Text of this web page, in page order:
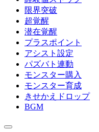
限界突破
超覚醒
潜在覚醒
プラスポイント
アシスト設定
パズバト連動
モンスター購入
モンスター育成
きせかえドロップ
BGM